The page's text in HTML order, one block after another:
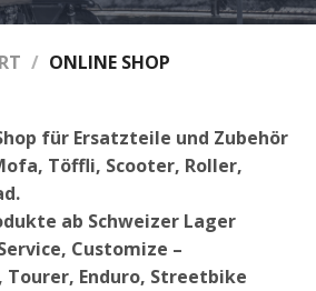
/ ONLINE SHOP
für Ersatzteile und Zubehör
Töffli, Scooter, Roller,
ab Schweizer Lager
Customize –
Tourer, Enduro, Streetbike